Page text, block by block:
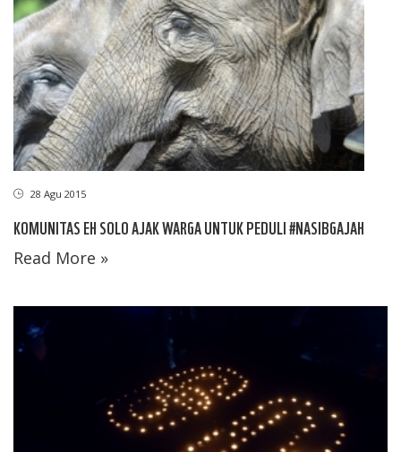
28 Agu 2015
KOMUNITAS EH SOLO AJAK WARGA UNTUK PEDULI #NASIBGAJAH
Read More »